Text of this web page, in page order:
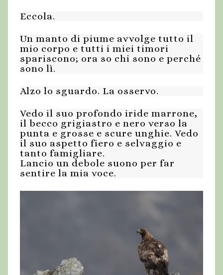
Eccola.
Un manto di piume avvolge tutto il
mio corpo e tutti i miei timori
spariscono; ora so chi sono e perché
sono lì.
Alzo lo sguardo. La osservo.
Vedo il suo profondo iride marrone,
il becco grigiastro e nero verso la
punta e grosse e scure unghie. Vedo
il suo aspetto fiero e selvaggio e
tanto famigliare.
Lancio un debole suono per far
sentire la mia voce.